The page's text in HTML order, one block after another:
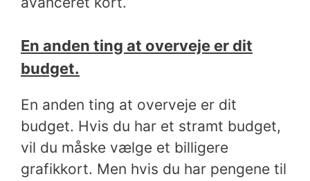
En anden ting at overveje er dit
budget.
En anden ting at overveje er dit
budget. Hvis du har et stramt budget,
vil du måske vælge et billigere
grafikkort. Men hvis du har pengene til